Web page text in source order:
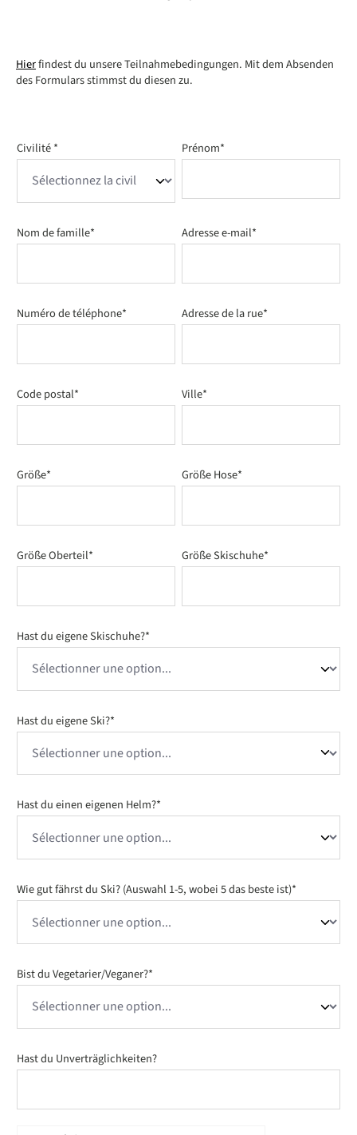
Hierfindest du unsere Teilnahmebedingungen. Mit dem Absenden
des Formulars stimmst du diesen zu.
Civilité * Prénom*
Nom de famille* Adresse e-mail*
Numéro de téléphone* Adresse de la rue*
Code postal* Ville*
Größe* Größe Hose*
Größe Oberteil* Größe Skischuhe*
Hast du eigene Skischuhe?*
Hast du eigene Ski?*
Hast du einen eigenen Helm?*
Wie gut fährst du Ski? (Auswahl 1-5, wobei 5 das beste ist)*
Bist du Vegetarier/Veganer?*
Hast du Unverträglichkeiten?